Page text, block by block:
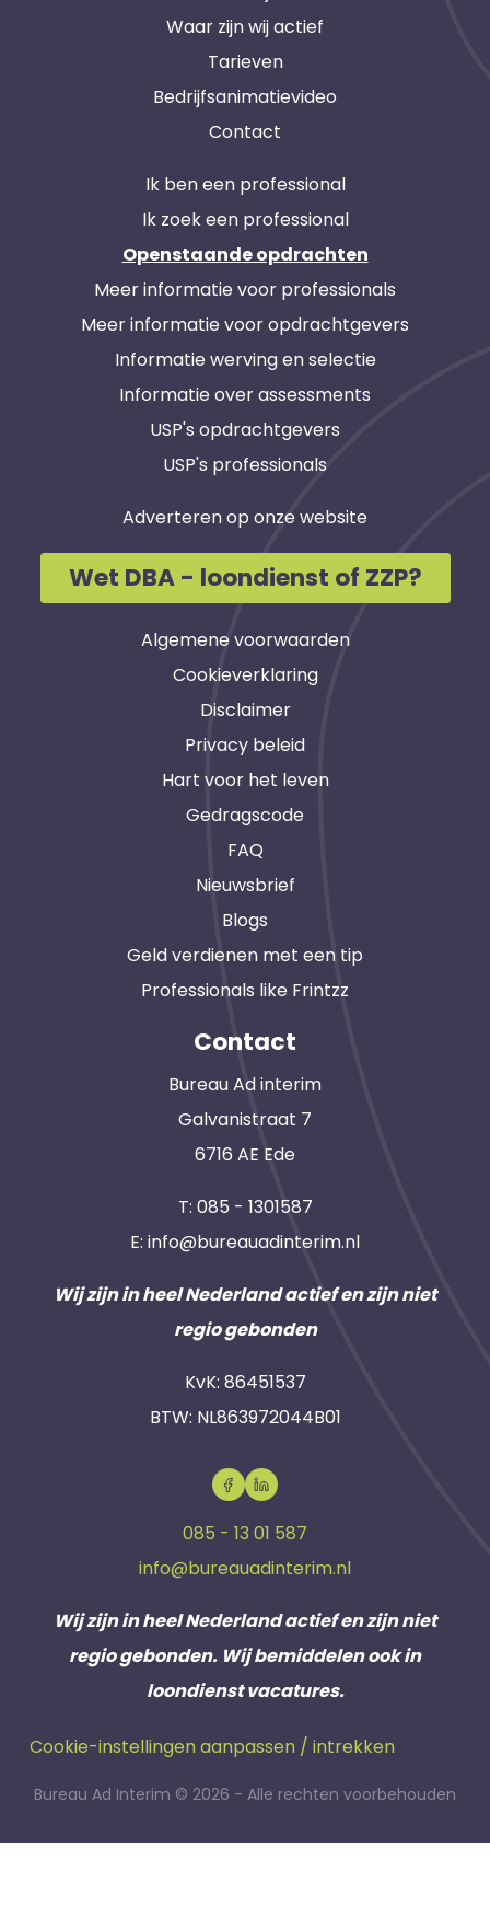
Waar zijn wij actief
Tarieven
Bedrijfsanimatievideo
Contact
Ik ben een professional
Ik zoek een professional
Openstaande opdrachten
Meer informatie voor professionals
Meer informatie voor opdrachtgevers
Informatie werving en selectie
Informatie over assessments
USP's opdrachtgevers
USP's professionals
Adverteren op onze website
Wet DBA - loondienst of ZZP?
Algemene voorwaarden
Cookieverklaring
Disclaimer
Privacy beleid
Hart voor het leven
Gedragscode
FAQ
Nieuwsbrief
Blogs
Geld verdienen met een tip
Professionals like Frintzz
Contact
Bureau Ad interim
Galvanistraat 7
6716 AE Ede
T: 085 - 1301587
E: info@bureauadinterim.nl
Wij zijn in heel Nederland actief en zijn niet
regio gebonden
KvK: 86451537
BTW: NL863972044B01
085 - 13 01 587
info@bureauadinterim.nl
Wij zijn in heel Nederland actief en zijn niet
regio gebonden. Wij bemiddelen ook in
loondienst vacatures.
Cookie-instellingen aanpassen / intrekken
Bureau Ad Interim © 2026 - Alle rechten voorbehouden